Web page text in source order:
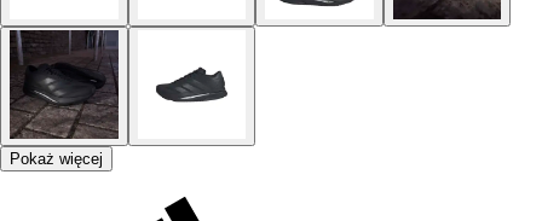
Pokaż więcej